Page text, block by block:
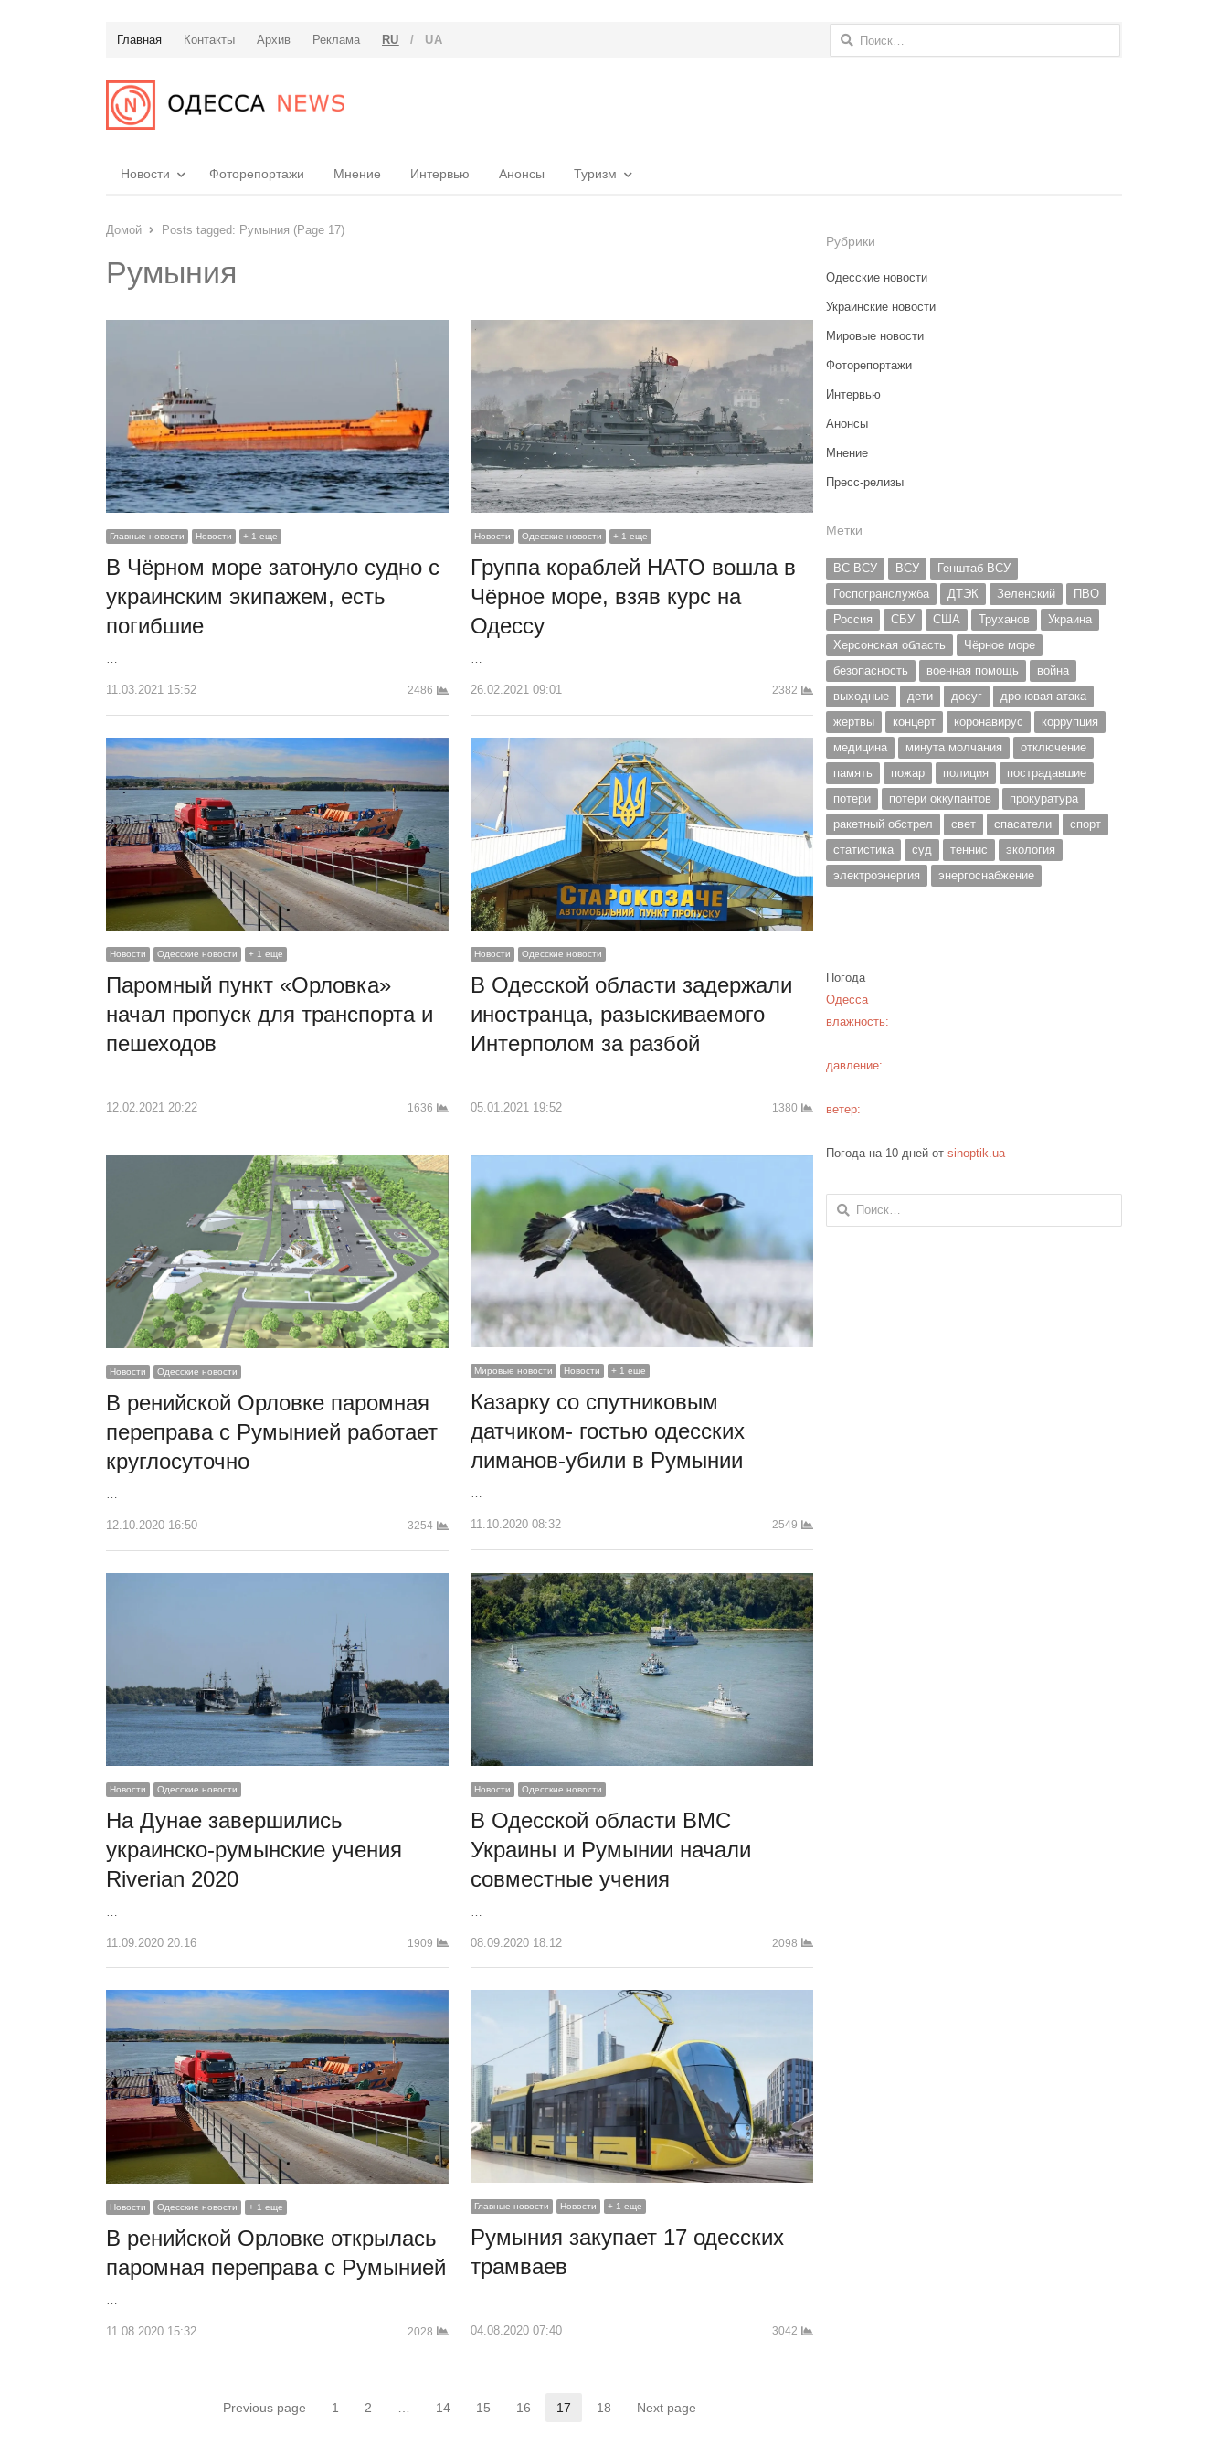
Главная Контакты Архив Реклама RU / UA Найти:
Новости Фоторепортажи Мнение Интервью Анонсы Туризм
Домой Posts tagged: Румыния (Page 17)
Румыния
Главные новости Новости + 1 еще
В Чёрном море затонуло судно с
украинским экипажем, есть
погибшие
11.03.2021 15:52 2486
Новости Одесские новости + 1 еще
Группа кораблей НАТО вошла в
Чёрное море, взяв курс на
Одессу
…
26.02.2021 09:01 2382
Новости Одесские новости + 1 еще
Паромный пункт «Орловка»
начал пропуск для транспорта и
пешеходов
12.02.2021 20:22 1636
Новости Одесские новости
В Одесской области задержали
иностранца, разыскиваемого
Интерполом за разбой
05.01.2021 19:52 1380
Новости Одесские новости
В ренийской Орловке паромная
переправа с Румынией работает
круглосуточно
12.10.2020 16:50 3254
Мировые новости Новости + 1 еще
Казарку со спутниковым
датчиком- гостью одесских
лиманов-убили в Румынии
…
11.10.2020 08:32 2549
Новости Одесские новости
На Дунае завершились
украинско-румынские учения
Riverian 2020
11.09.2020 20:16 1909
Новости Одесские новости
В Одесской области ВМС
Украины и Румынии начали
совместные учения
08.09.2020 18:12 2098
Новости Одесские новости + 1 еще
В ренийской Орловке открылась
паромная переправа с Румынией
11.08.2020 15:32 2028
Главные новости Новости + 1 еще
Румыния закупает 17 одесских
трамваев
…
04.08.2020 07:40 3042
Previous page Страница
1 Страница
2 … Страница
14 Страница
15 Страница
16 Страница
17 Страница
18 Next page
Рубрики
Одесские новости
Украинские новости
Мировые новости
Фоторепортажи
Интервью
Анонсы
Мнение
Пресс-релизы
Метки
ВС ВСУ ВСУ
Генштаб ВСУ
Госпогранслужба
ДТЭК Зеленский
ПВО
Россия
СБУ США Труханов
Украина
Херсонская область
Чёрное море
безопасность
военная помощь
война
выходные
дети досуг
дроновая атака
жертвы
концерт коронавирус
коррупция
медицина
минута молчания
отключение
память
пожар полиция
пострадавшие
потери
потери оккупантов
прокуратура
ракетный обстрел
свет спасатели
спорт
статистика
суд теннис
экология
электроэнергия
энергоснабжение
Погода
Одесса
влажность:
давление:
ветер:
Погода на 10 дней отsinoptik.ua
Найти: